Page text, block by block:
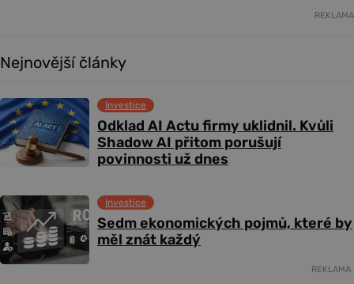
REKLAMA
Nejnovější články
Odklad AI Actu firmy uklidnil. Kvůli
Shadow AI přitom porušují
povinnosti už dnes
Investice
Sedm ekonomických pojmů, které by
měl znát každý
Investice
REKLAMA